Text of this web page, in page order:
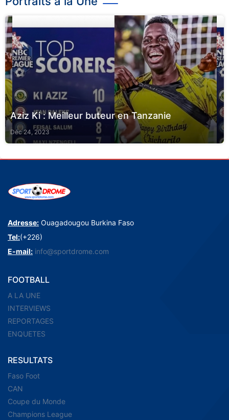
Aziz Ki : Meilleur buteur en Tanzanie
Déc 24, 2023
Adresse: Ouagadougou Burkina Faso
Tel:(+226)
E-mail: info@sportdrome.com
FOOTBALL
A LA UNE
INTERVIEWS
REPORTAGES
ENQUETES
RESULTATS
Faso Foot
CAN
Coupe du Monde
Champions League